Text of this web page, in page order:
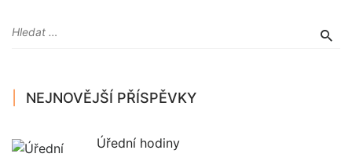
NEJNOVĚJŠÍ PŘÍSPĚVKY
Úřední hodiny